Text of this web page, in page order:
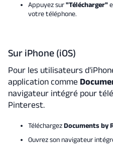
Appuyez sur"Télécharger"
votre téléphone.
Sur iPhone (iOS)
Pour les utilisateurs
application comme
navigateur intégré pour
Pinterest.
TéléchargezDocuments by
Ouvrez son navigateur